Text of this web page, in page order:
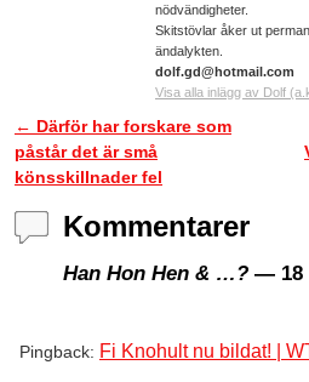
Skitstövlar åker ut
dolf.gd@hotmail.com
Visa alla inlägg av Dolf
Inläggsnavigering
← Därför har forskare som
påstår det är små
könsskillnader fel
Kommentarer
Han Hon Hen & …? — 18
Pingback: Fi Knohult nu bildat! |